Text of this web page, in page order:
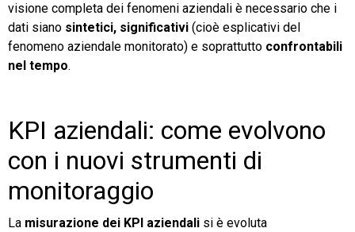
visione completa dei fenomeni aziendali è necessario che i
dati siano sintetici, significativi (cioè esplicativi del
fenomeno aziendale monitorato) e soprattutto confrontabili
nel tempo.
KPI aziendali: come evolvono
con i nuovi strumenti di
monitoraggio
La misurazione dei KPI aziendali si è evoluta